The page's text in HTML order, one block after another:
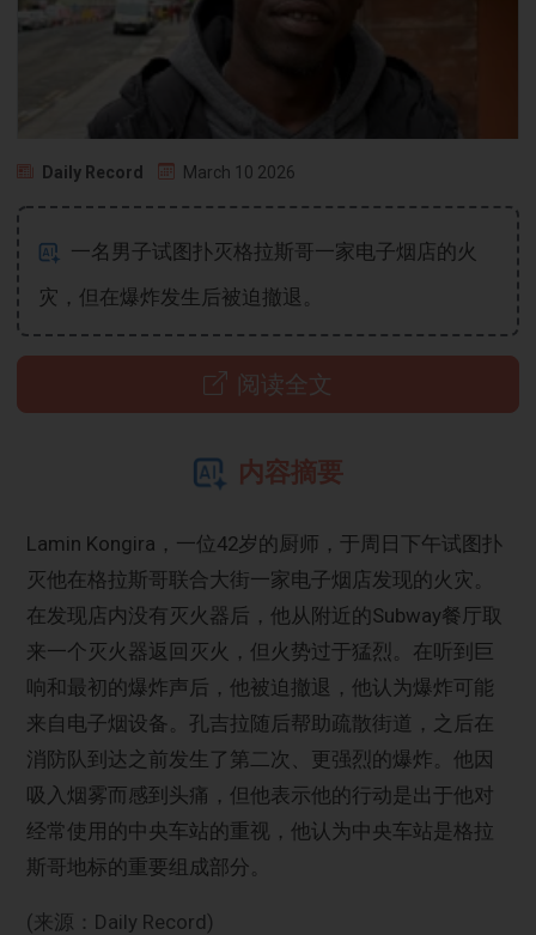
Daily Record March 10 2026
一名男子试图扑灭格拉斯哥一家电子烟店的火
灾，但在爆炸发生后被迫撤退。
阅读全文
内容摘要
Lamin Kongira，一位42岁的厨师，于周日下午试图扑
灭他在格拉斯哥联合大街一家电子烟店发现的火灾。
在发现店内没有灭火器后，他从附近的Subway餐厅取
来一个灭火器返回灭火，但火势过于猛烈。在听到巨
响和最初的爆炸声后，他被迫撤退，他认为爆炸可能
来自电子烟设备。孔吉拉随后帮助疏散街道，之后在
消防队到达之前发生了第二次、更强烈的爆炸。他因
吸入烟雾而感到头痛，但他表示他的行动是出于他对
经常使用的中央车站的重视，他认为中央车站是格拉
斯哥地标的重要组成部分。
(来源：Daily Record)